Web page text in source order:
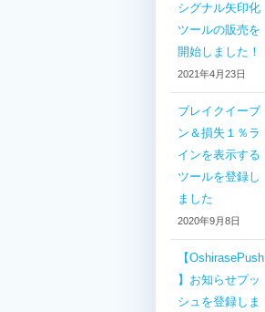
シグナル矢印化
ツールの販売を
開始しました！
2021年4月23日
ブレイクイーブ
ン＆損失１％ラ
インを表示する
ツールを登録し
ました
2020年9月8日
【OshirasePush
】お知らせプッ
シュを登録しま